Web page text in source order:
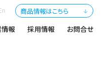
商品情報はこちら
報 採用情報 お問合せ